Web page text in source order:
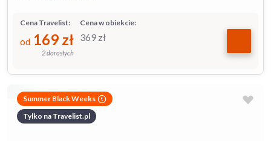
Cena w obiekcie:
369 zł
Cena Travelist:
od 169 zł
2 dorosłych
Summer Black Weeks
Tylko na Travelist.pl